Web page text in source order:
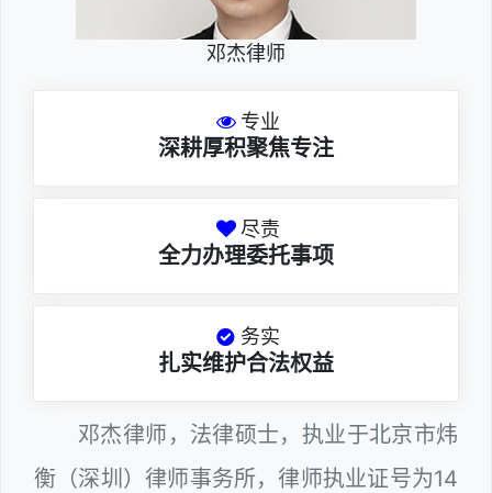
邓杰律师
专业
深耕厚积聚焦专注
尽责
全力办理委托事项
务实
扎实维护合法权益
邓杰律师，法律硕士，执业于北京市炜
衡（深圳）律师事务所，律师执业证号为14